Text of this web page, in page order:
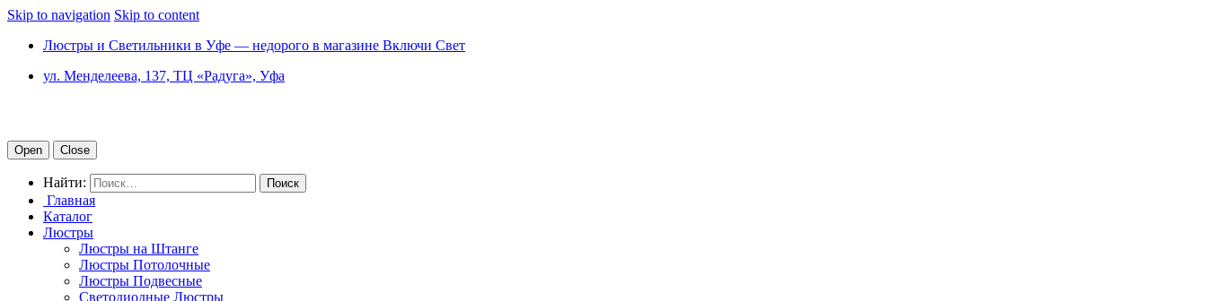
Skip to navigation Skip to content
Люстры и Светильники в Уфе — недорого в магазине Включи Свет
ул. Менделеева, 137, ТЦ «Радуга», Уфа
Open Close
Найти:
Главная
Каталог
Люстры
Люстры на Штанге
Люстры Потолочные
Люстры Подвесные
Светодиодные Люстры